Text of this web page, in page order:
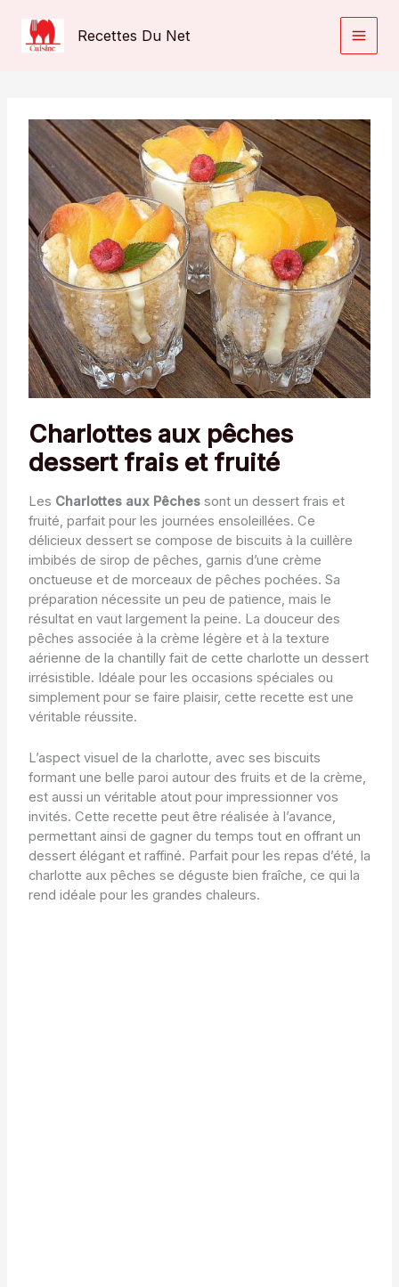
contenu
Recettes Du Net
Charlottes aux pêches
dessert frais et fruité
Les Charlottes aux Pêchessont un dessert frais et
fruité, parfait pour les journées ensoleillées. Ce
délicieux dessert se compose de biscuits à la cuillère
imbibés de sirop de pêches, garnis d’une crème
onctueuse et de morceaux de pêches pochées. Sa
préparation nécessite un peu de patience, mais le
résultat en vaut largement la peine. La douceur des
pêches associée à la crème légère et à la texture
aérienne de la chantilly fait de cette charlotte un dessert
irrésistible. Idéale pour les occasions spéciales ou
simplement pour se faire plaisir, cette recette est une
véritable réussite.
L’aspect visuel de la charlotte, avec ses biscuits
formant une belle paroi autour des fruits et de la crème,
est aussi un véritable atout pour impressionner vos
invités. Cette recette peut être réalisée à l’avance,
permettant ainsi de gagner du temps tout en offrant un
dessert élégant et raffiné. Parfait pour les repas d’été, la
charlotte aux pêches se déguste bien fraîche, ce qui la
rend idéale pour les grandes chaleurs.